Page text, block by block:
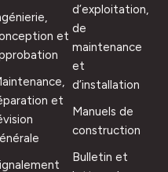
et
et
d’exploitation,
de
maintenance
et
d’installation
Manuels de
construction
Bulletin et